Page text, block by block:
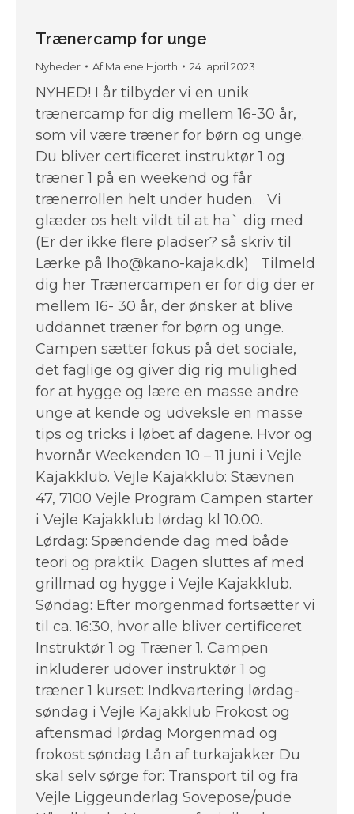
Trænercamp for unge
Nyheder AfMalene Hjorth 24. april 2023
NYHED! I år tilbyder vi en unik
trænercamp for dig mellem 16-30 år,
som vil være træner for børn og unge.
Du bliver certificeret instruktør 1 og
træner 1 på en weekend og får
trænerrollen helt under huden. Vi
glæder os helt vildt til at ha` dig med
(Er der ikke flere pladser? så skriv til
Lærke på lho@kano-kajak.dk) Tilmeld
dig her Trænercampen er for dig der er
mellem 16- 30 år, der ønsker at blive
uddannet træner for børn og unge.
Campen sætter fokus på det sociale,
det faglige og giver dig rig mulighed
for at hygge og lære en masse andre
unge at kende og udveksle en masse
tips og tricks i løbet af dagene. Hvor og
hvornår Weekenden 10 – 11 juni i Vejle
Kajakklub. Vejle Kajakklub: Stævnen
47, 7100 Vejle Program Campen starter
i Vejle Kajakklub lørdag kl 10.00.
Lørdag: Spændende dag med både
teori og praktik. Dagen sluttes af med
grillmad og hygge i Vejle Kajakklub.
Søndag: Efter morgenmad fortsætter vi
til ca. 16:30, hvor alle bliver certificeret
Instruktør 1 og Træner 1. Campen
inkluderer udover instruktør 1 og
træner 1 kurset: Indkvartering lørdag-
søndag i Vejle Kajakklub Frokost og
aftensmad lørdag Morgenmad og
frokost søndag Lån af turkajakker Du
skal selv sørge for: Transport til og fra
Vejle Liggeunderlag Sovepose/pude